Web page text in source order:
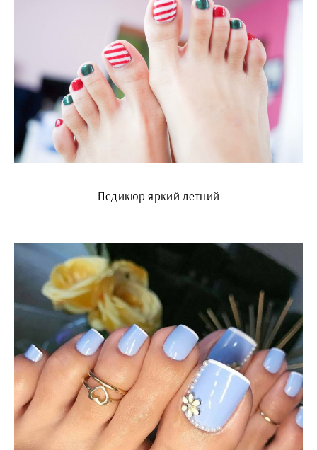
Педикюр яркий летний